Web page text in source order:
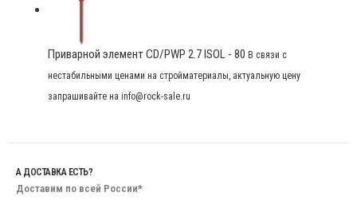
Приварной элемент CD/PWP 2.7 ISOL - 80 В связи с
нестабильными ценами на стройматериалы, актуальную цену
запрашивайте на info@rock-sale.ru
А ДОСТАВКА ЕСТЬ?
Доставим по всей России*